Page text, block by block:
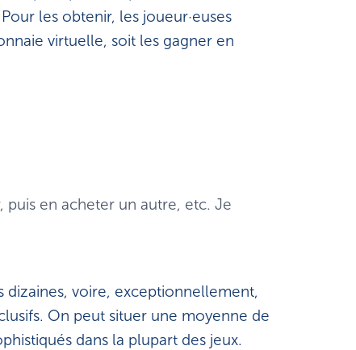
les obtenir, les joueur·euses
virtuelle, soit les gagner en
puis en acheter un autre, etc. Je
dizaines, voire, exceptionnellement,
On peut situer une moyenne de
dans la plupart des jeux.